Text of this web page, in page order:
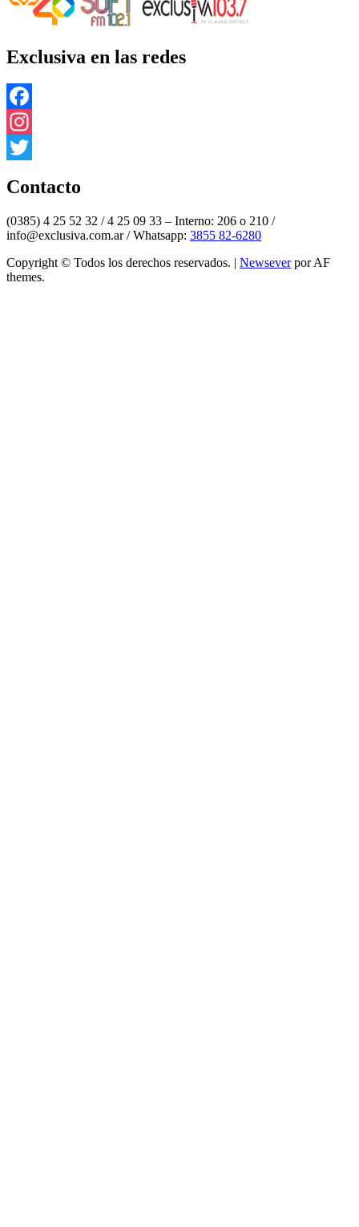
Exclusiva en las redes
Facebook
Instagram
Contacto
(0385) 4 25 52 32 / 4 25 09 33 – Interno: 206 o 210 /
info@exclusiva.com.ar / Whatsapp: 3855 82-6280
Copyright © Todos los derechos reservados. | Newseverpor AF
themes.